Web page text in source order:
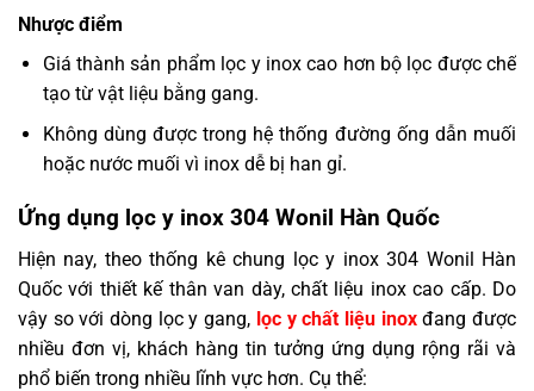
Nhược điểm
Giá thành sản phẩm lọc y inox cao hơn bộ lọc được chế
tạo từ vật liệu bằng gang.
Không dùng được trong hệ thống đường ống dẫn muối
hoặc nước muối vì inox dễ bị han gỉ.
Ứng dụng lọc y inox 304 Wonil Hàn Quốc
Hiện nay, theo thống kê chung lọc y inox 304 Wonil Hàn
Quốc với thiết kế thân van dày, chất liệu inox cao cấp. Do
vậy so với dòng lọc y gang, lọc y chất liệu inoxđang được
nhiều đơn vị, khách hàng tin tưởng ứng dụng rộng rãi và
phổ biến trong nhiều lĩnh vực hơn. Cụ thể: